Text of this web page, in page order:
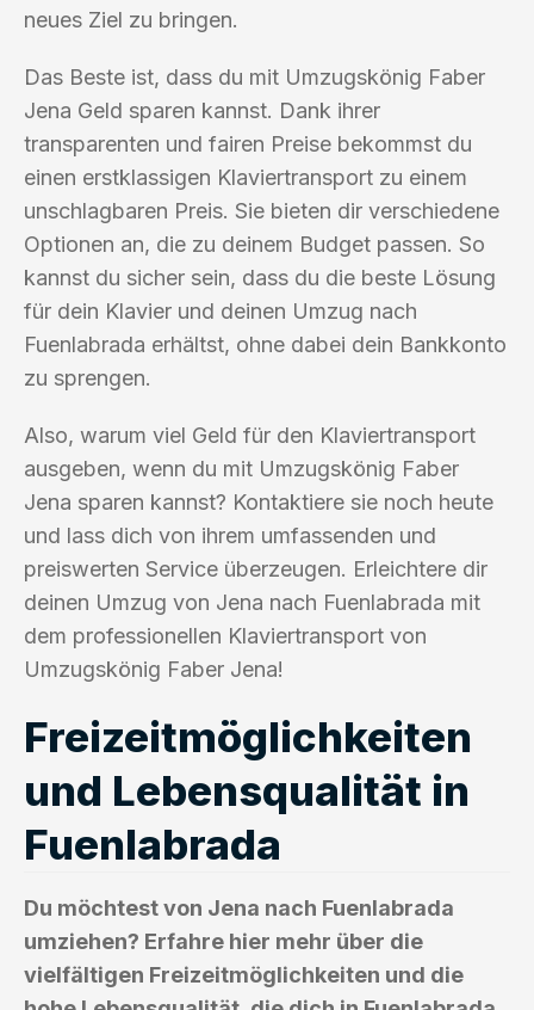
neues Ziel zu bringen.
Das Beste ist, dass du mit Umzugskönig Faber
Jena Geld sparen kannst. Dank ihrer
transparenten und fairen Preise bekommst du
einen erstklassigen Klaviertransport zu einem
unschlagbaren Preis. Sie bieten dir verschiedene
Optionen an, die zu deinem Budget passen. So
kannst du sicher sein, dass du die beste Lösung
für dein Klavier und deinen Umzug nach
Fuenlabrada erhältst, ohne dabei dein Bankkonto
zu sprengen.
Also, warum viel Geld für den Klaviertransport
ausgeben, wenn du mit Umzugskönig Faber
Jena sparen kannst? Kontaktiere sie noch heute
und lass dich von ihrem umfassenden und
preiswerten Service überzeugen. Erleichtere dir
deinen Umzug von Jena nach Fuenlabrada mit
dem professionellen Klaviertransport von
Umzugskönig Faber Jena!
Freizeitmöglichkeiten
und Lebensqualität in
Fuenlabrada
Du möchtest von Jena nach Fuenlabrada
umziehen? Erfahre hier mehr über die
vielfältigen Freizeitmöglichkeiten und die